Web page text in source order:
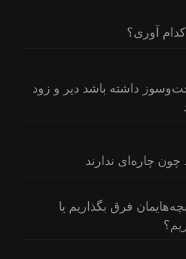
آوری؟
داشته باشد دیر و زود
چاره‌ای ندارند
فرق بگذاریم یا